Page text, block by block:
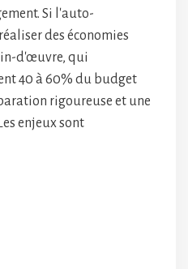
Si l'auto-
des économies
d'œuvre, qui
40 à 60% du budget
rigoureuse et une
enjeux sont